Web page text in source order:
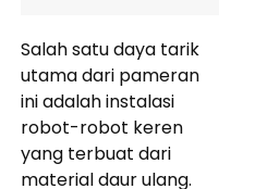
Salah satu daya tarik
utama dari pameran
ini adalah instalasi
robot-robot keren
yang terbuat dari
material daur ulang.